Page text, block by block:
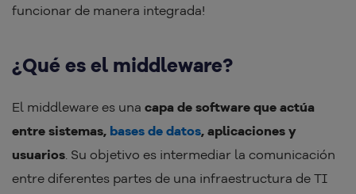
funcionar de manera integrada!
¿Qué es el middleware?
El middleware es una capa de software que actúa
entre sistemas, bases de datos, aplicaciones y
usuarios. Su objetivo es intermediar la comunicación
entre diferentes partes de una infraestructura de TI